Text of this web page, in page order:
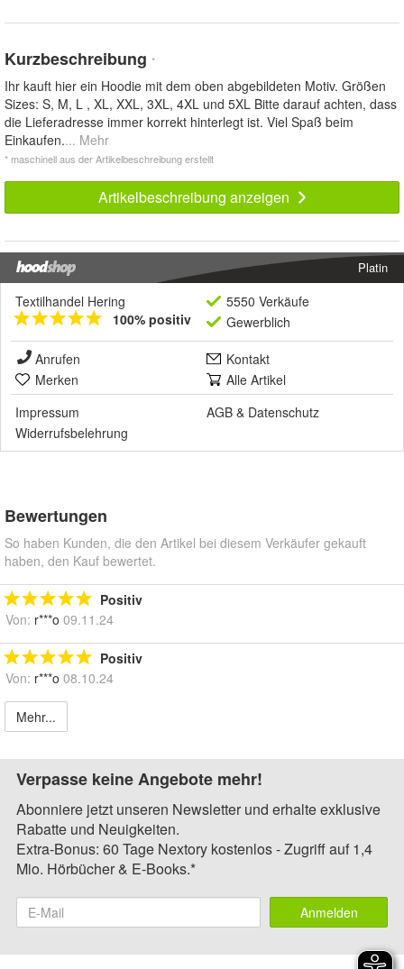
Kurzbeschreibung *
Ihr kauft hier ein Hoodie mit dem oben abgebildeten Motiv. Größen
Sizes: S, M, L , XL, XXL, 3XL, 4XL und 5XL Bitte darauf achten, dass
die Lieferadresse immer korrekt hinterlegt ist. Viel Spaß beim
Einkaufen.... Mehr
* maschinell aus der Artikelbeschreibung erstellt
Artikelbeschreibung anzeigen
Platin
Textilhandel Hering
100% positiv
5550 Verkäufe
Gewerblich
Anrufen
Kontakt
Merken
Alle Artikel
Impressum
AGB & Datenschutz
Widerrufsbelehrung
Bewertungen
So haben Kunden, die den Artikel bei diesem Verkäufer gekauft
haben, den Kauf bewertet.
Positiv
Von: r***o 09.11.24
Positiv
Von: r***o 08.10.24
Mehr...
Verpasse keine Angebote mehr!
Abonniere jetzt unseren Newsletter und erhalte exklusive
Rabatte und Neuigkeiten.
Extra-Bonus: 60 Tage Nextory kostenlos - Zugriff auf 1,4
Mio. Hörbücher & E-Books.*
Anmelden